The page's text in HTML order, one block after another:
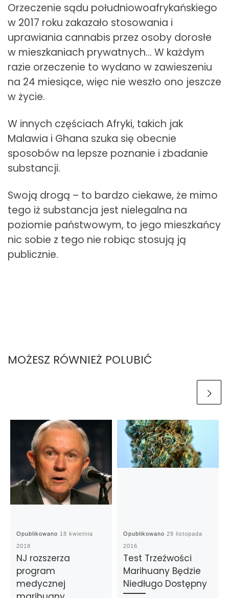
Orzeczenie sądu południowoafrykańskiego
w 2017 roku zakazało stosowania i
uprawiania cannabis przez osoby dorosłe
w mieszkaniach prywatnych… W każdym
razie orzeczenie to wydano w zawieszeniu
na 24 miesiące, więc nie weszło ono jeszcze
w życie.
W innych częściach Afryki, takich jak
Malawia i Ghana szuka się obecnie
sposobów na lepsze poznanie i zbadanie
substancji.
Swoją drogą – to bardzo ciekawe, że mimo
tego iż substancja jest nielegalna na
poziomie państwowym, to jego mieszkańcy
nic sobie z tego nie robiąc stosują ją
publicznie.
MOŻESZ RÓWNIEŻ POLUBIĆ
Opublikowano 18 kwietnia
2018
NJ rozszerza
program
medycznej
Opublikowano29 listopada
2016
Test Trzeźwości
Marihuany Będzie
Niedługo Dostępny